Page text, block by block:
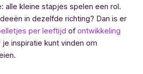
alle kleine stapjes spelen een rol.
in dezelfde richting? Dan is er
per leeftijd of ontwikkeling
je inspiratie kunt vinden om